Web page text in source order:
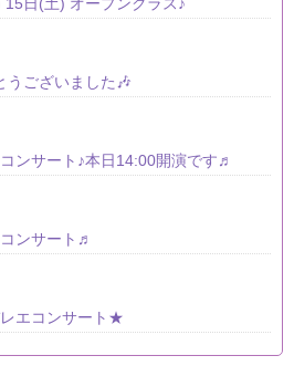
うございました🎶
ンサート♪本日14:00開演です♬
ンサート♬
エコンサート★